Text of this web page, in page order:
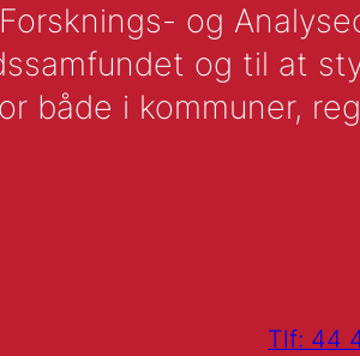
og
og til at
både i kommuner,
Tlf: 44